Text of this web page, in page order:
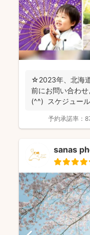
☆2023年、北海
前にお問い合わ
(^^) スケジュー
予約承諾率：
sanas